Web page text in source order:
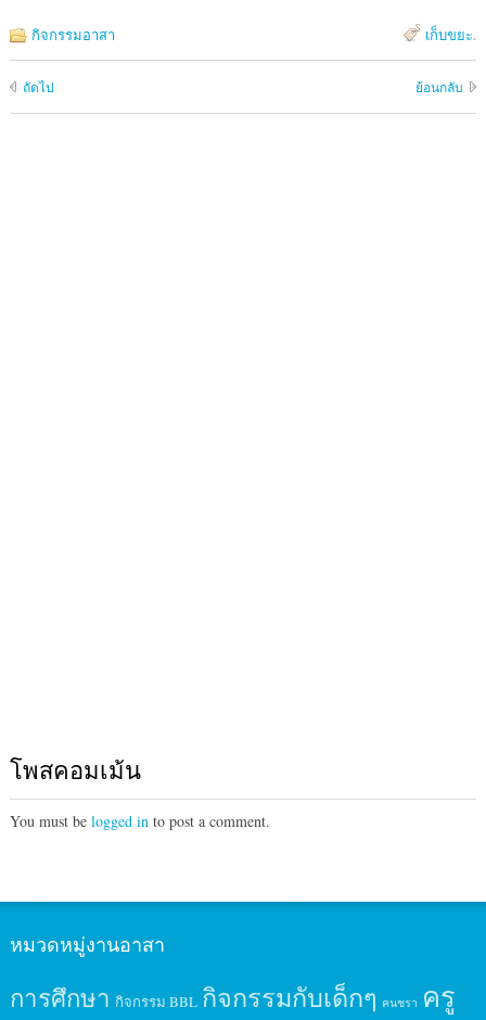
กิจกรรมอาสา เก็บขยะ.
ถัดไป ย้อนกลับ
โพสคอมเม้น
You must be logged into post a comment.
หมวดหมู่งานอาสา
การศึกษา กิจกรรม BBL กิจกรรมกับเด็กๆ คนชรา ครู